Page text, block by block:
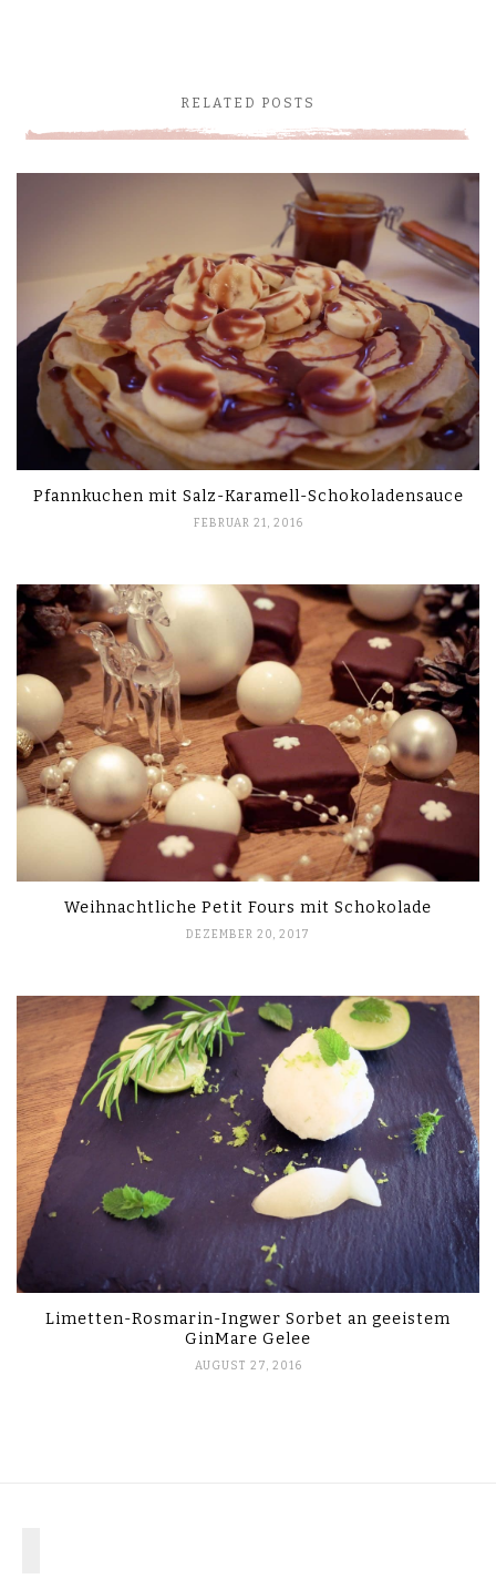
RELATED POSTS
Pfannkuchen mit Salz-Karamell-Schokoladensauce
FEBRUAR 21, 2016
Weihnachtliche Petit Fours mit Schokolade
DEZEMBER 20, 2017
Limetten-Rosmarin-Ingwer Sorbet an geeistem
GinMare Gelee
AUGUST 27, 2016